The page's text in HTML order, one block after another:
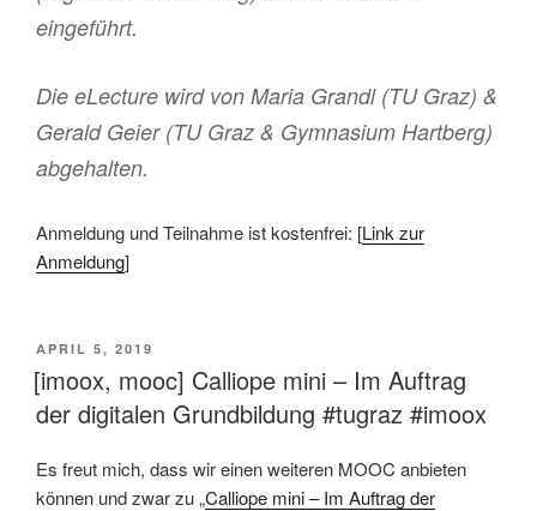
eingeführt.
Die eLecture wird von Maria Grandl (TU Graz) &
Gerald Geier (TU Graz & Gymnasium Hartberg)
abgehalten.
Anmeldung und Teilnahme ist kostenfrei: [Link zur
Anmeldung]
VERÖFFENTLICHT
AM
APRIL 5, 2019
[imoox, mooc] Calliope mini – Im Auftrag
der digitalen Grundbildung #tugraz #imoox
Es freut mich, dass wir einen weiteren MOOC anbieten
können und zwar zu „Calliope mini – Im Auftrag der